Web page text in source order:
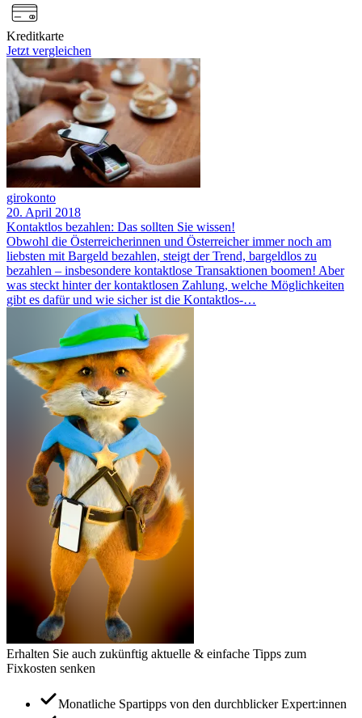
Kreditkarte
Jetzt vergleichen
girokonto
20. April 2018
Kontaktlos bezahlen: Das sollten Sie wissen!
Obwohl die Österreicherinnen und Österreicher immer noch am
liebsten mit Bargeld bezahlen, steigt der Trend, bargeldlos zu
bezahlen – insbesondere kontaktlose Transaktionen boomen! Aber
was steckt hinter der kontaktlosen Zahlung, welche Möglichkeiten
gibt es dafür und wie sicher ist die Kontaktlos-…
Erhalten Sie auch zukünftig aktuelle & einfache Tipps zum
Fixkosten senken
Monatliche Spartipps von den durchblicker Expert:innen